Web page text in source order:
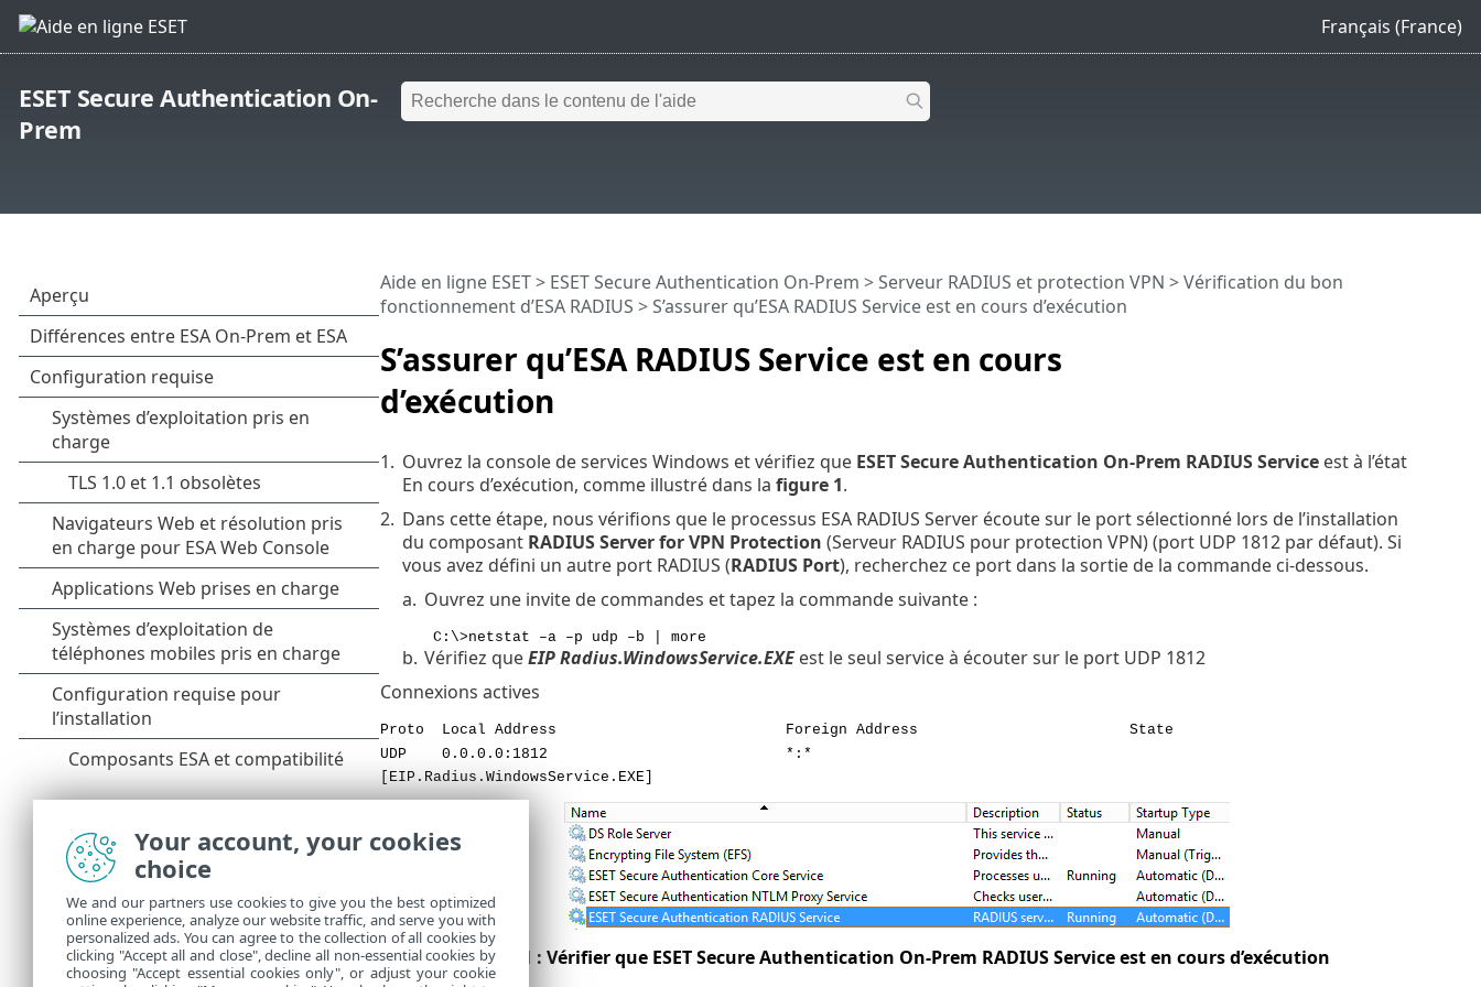
Français (France)
ESET Secure Authentication On-
Prem
S’assurer qu’ESA RADIUS Service est en cours
d’exécution
Aide en ligne ESET> ESET Secure Authentication On-Prem >Serveur RADIUS et protection VPN >Vérification du bon
fonctionnement d’ESA RADIUS > S’assurer qu’ESA RADIUS Service est en cours d’exécution
1. Ouvrez la console de services Windows et vérifiez que ESET Secure Authentication On-Prem RADIUS Serviceest à l’état
En cours d’exécution, comme illustré dans la figure 1.
2. Dans cette étape, nous vérifions que le processus ESA RADIUS Server écoute sur le port sélectionné lors de l’installation
du composant RADIUS Server for VPN Protection (Serveur RADIUS pour protection VPN) (port UDP 1812 par défaut). Si
vous avez défini un autre port RADIUS (RADIUS Port), recherchez ce port dans la sortie de la commande ci-dessous.
a. Ouvrez une invite de commandes et tapez la commande suivante :
C:\>netstat –a –p udp –b | more
b. Vérifiez queEIP Radius.WindowsService.EXEest le seul service à écouter sur le port UDP 1812
Connexions actives
Proto Local Address Foreign Address State
UDP 0.0.0.0:1812 *:*
[EIP.Radius.WindowsService.EXE]
Figure 1 : Vérifier que ESET Secure Authentication On-Prem RADIUS Service est en cours d’exécution
Your account, your cookies
choice
We and our partners use cookies to give you the best optimized
online experience, analyze our website traffic, and serve you with
personalized ads. You can agree to the collection of all cookies by
clicking "Accept all and close", decline all non-essential cookies by
choosing "Accept essential cookies only", or adjust your cookie